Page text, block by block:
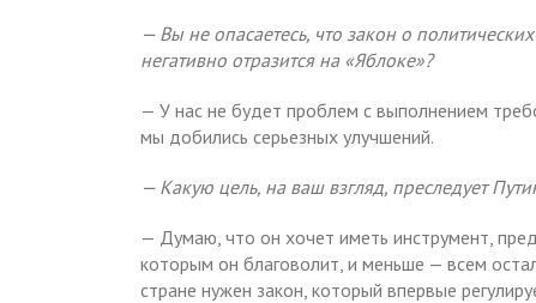
— Вы не опасаетесь, что закон о
негативно отразится на «Яблоке»?
— У нас не будет проблем с выполнением
мы добились серьезных улучшений.
— Какую цель, на ваш взгляд, преследует
— Думаю, что он хочет иметь инструмент,
которым он благоволит, и меньше — всем
стране нужен закон, который впервые